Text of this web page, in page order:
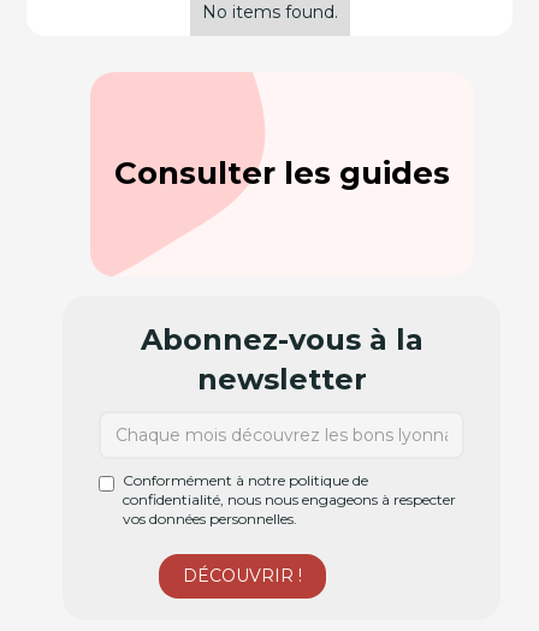
No items found.
Consulter les guides
Abonnez-vous à la
newsletter
Conformément à notre politique de
confidentialité, nous nous engageons à respecter
vos données personnelles.